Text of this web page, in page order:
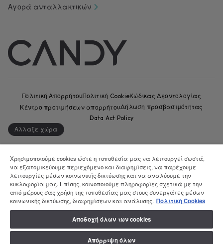
Αγορά ανταλλακτικών
Comolli, 57 - 20861 Brugherio (MB) - Ιταλία - ΔΙΟΙΚΗΤΙΚΑ ΓΡΑΦΕΙΑ: Via
Privata Eden Fumagalli snc - 20861 Brugherio (MB) και Via Trento n.
20/A-22 - 20871 Vimercate (MB) - Ιταλία - Τηλ.: +39.039.2086.1 - Φαξ:
+39.039.2086.237 - Μετοχικό κεφάλαιο 35.000.000,00 € iv - ΑΦΜ. και
αριθμός εγγραφής στο Μητρώο Επιχειρήσεων Μιλάνου-Μόντσα-
ΦΠΑ 00786860965 - Αριθμός REA: MB-1033934 - Άδεια IT AEOF
211870 - Εταιρεία που υπόκειται σε δραστηριότητες διαχείρισης
και συντονισμού της Candy S.p.A.
Πολιτική ΑπορρήτουΠολιτική CookieΚώδικας Δεοντολογίας
Κέντρο προτιμήσεων απορρήτουΔήλωση προσβασιμότητας
Data Act Policy
Αλλαξε χώρα
Χρησιμοποιούμε cookies ώστε η τοποθεσία μας να λειτουργεί σωστά,
να εξατομικεύουμε περιεχόμενο και διαφημίσεις, να παρέχουμε
λειτουργίες μέσων κοινωνικής δικτύωσης και να αναλύουμε την
κυκλοφορία μας. Επίσης, κοινοποιούμε πληροφορίες σχετικά με την
από μέρους σας χρήση της τοποθεσίας μας στους συνεργάτες μέσων
κοινωνικής δικτύωσης, διαφημίσεων και ανάλυσης. Πολιτική Cookies
Αποδοχή όλων των cookies
Απόρριψη όλων